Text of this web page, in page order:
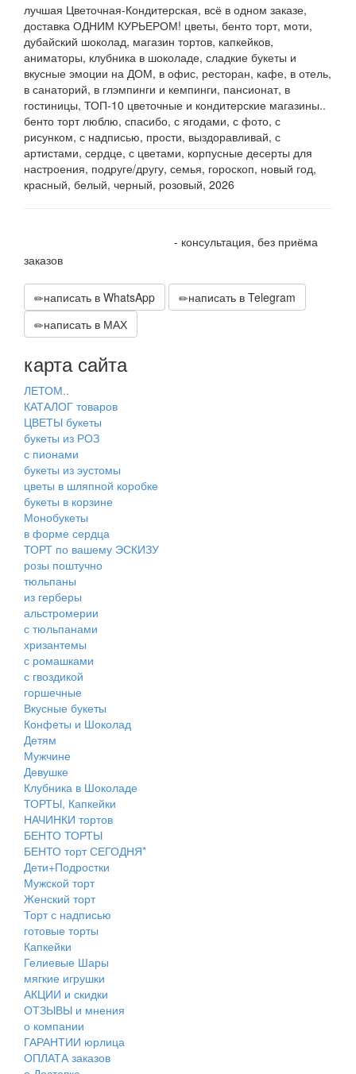
лучшая Цветочная-Кондитерская, всё в одном заказе,
доставка ОДНИМ КУРЬЕРОМ! цветы, бенто торт, моти,
дубайский шоколад, магазин тортов, капкейков,
аниматоры, клубника в шоколаде, сладкие букеты и
вкусные эмоции на ДОМ, в офис, ресторан, кафе, в отель,
в санаторий, в глэмпинги и кемпинги, пансионат, в
гостиницы, ТОП-10 цветочные и кондитерские магазины..
бенто торт люблю, спасибо, с ягодами, с фото, с
рисунком, с надписью, прости, выздоравливай, с
артистами, сердце, с цветами, корпусные десерты для
настроения, подруге/другу, семья, гороскоп, новый год,
красный, белый, черный, розовый, 2026
- консультация, без приёма
заказов
написать в WhatsApp
написать в Telegram
написать в МАХ
карта сайта
ЛЕТОМ..
КАТАЛОГ товаров
ЦВЕТЫ букеты
букеты из РОЗ
с пионами
букеты из эустомы
цветы в шляпной коробке
букеты в корзине
Монобукеты
в форме сердца
ТОРТ по вашему ЭСКИЗУ
розы поштучно
тюльпаны
из герберы
альстромерии
с тюльпанами
хризантемы
с ромашками
с гвоздикой
горшечные
Вкусные букеты
Конфеты и Шоколад
Детям
Мужчине
Девушке
Клубника в Шоколаде
ТОРТЫ, Капкейки
НАЧИНКИ тортов
БЕНТО ТОРТЫ
БЕНТО торт СЕГОДНЯ*
Дети+Подростки
Мужской торт
Женский торт
Торт с надписью
готовые торты
Капкейки
Гелиевые Шары
мягкие игрушки
АКЦИИ и скидки
ОТЗЫВЫ и мнения
о компании
ГАРАНТИИ юрлица
ОПЛАТА заказов